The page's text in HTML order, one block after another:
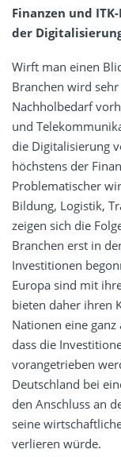
Finanzen und
der
Wirft man einen
Branchen wird
Nachholbedarf
und
die Digitalisierung
höchstens der
Problematischer
Bildung, Logistik,
zeigen sich die
Branchen erst in
Investitionen
Europa sind mit
bieten daher ihren
Nationen eine
dass die
vorangetrieben
Deutschland bei
den Anschluss an
seine
verlieren würde.